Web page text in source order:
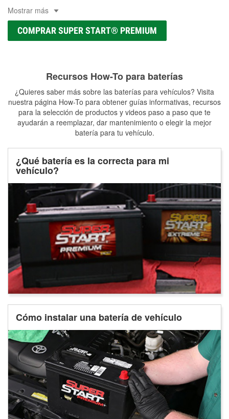
Mostrar más
COMPRAR SUPER START® PREMIUM
Recursos How-To para baterías
¿Quieres saber más sobre las baterías para vehículos? Visita
nuestra página How-To para obtener guías informativas, recursos
para la selección de productos y videos paso a paso que te
ayudarán a reemplazar, dar mantenimiento o elegir la mejor
batería para tu vehículo.
¿Qué batería es la correcta para mi
vehículo?
Cómo instalar una batería de vehículo